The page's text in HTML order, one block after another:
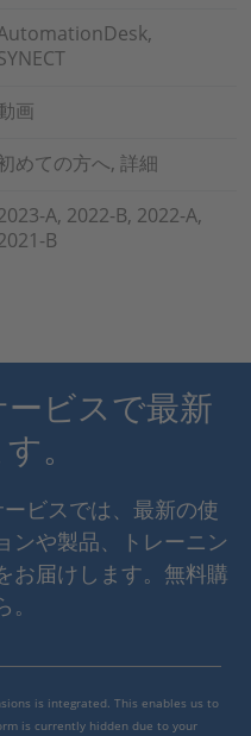
画
めての方へ, 詳細
A, 2022-B, 2022-A,
B
ビスで最新
。
ビスでは、最新の使
ンや製品、トレーニン
お届けします。無料購
is integrated. This enables us to
is currently hidden due to your